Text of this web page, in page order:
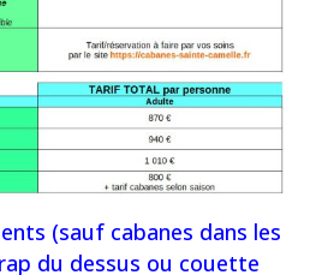
(sauf cabanes dans les
du dessus ou couette